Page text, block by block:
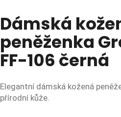
Dámská
peněženka
FF-106 černá
Elegantní dámská kožená
přírodní kůže.